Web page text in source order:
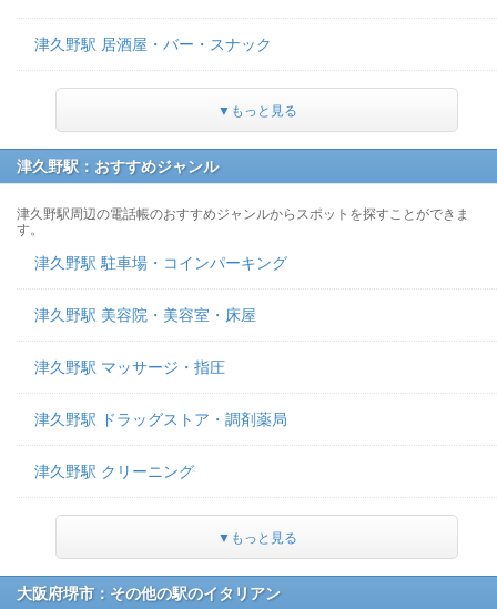
津久野駅 居酒屋・バー・スナック
▼もっと見る
津久野駅：おすすめジャンル
津久野駅周辺の電話帳のおすすめジャンルからスポットを探すことができま
す。
津久野駅 駐車場・コインパーキング
津久野駅 美容院・美容室・床屋
津久野駅 マッサージ・指圧
津久野駅 ドラッグストア・調剤薬局
津久野駅 クリーニング
▼もっと見る
大阪府堺市：その他の駅のイタリアン